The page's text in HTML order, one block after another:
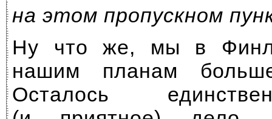
на этом пропускном
Ну что же, мы в
нашим планам
Осталось